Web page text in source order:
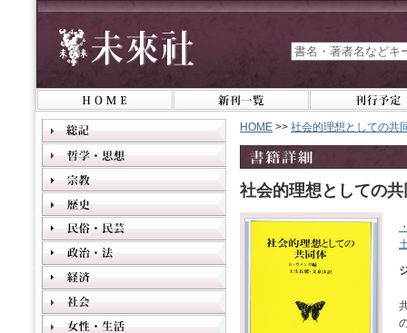
HOME >> 社会的理想としての共
社会的理想としての共